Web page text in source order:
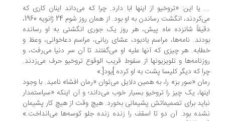
این: «تروخیو از اینها ابا دارد. چرا که می‌داند اینان کاری که
می‌کردند، انگشت رساندن به او بود. از همان روز شوم 24 ژانویه 1960،
شانزده ماه پیش، هر روز یک جوری انگشتی به او رسانده
نامه‌ها، مراسم یادبود، عشای ربانی، مراسم دعاخوانی، وعظ و
هر چیزی که آنها علیه او می‌گفتند تا آن سر دنیا می‌رفت، و
و تلویزیونها از سقوط قریب‌ الوقوع تروخیو حرف می‌زدند.
که دیگر کلیسا پشت به او کرده ]بود[.»
«سور بز» را، به همین دلایل می‌توان «رمان افشا» نامید. با وجود
یک چیز را تروخیو بسیار خوب می‌داند؛ و آن اینکه «سیاستمدار
برای تصمیماتش پشیمانی بخورد. هیچ وقت از هیچ کار پشیمان
بود. آن دو تا اسقف را زنده زنده جلو کوسه‌ها می‌انداخت.»